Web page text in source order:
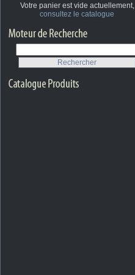
Votre panier est vide actuellement,
consultez le catalogue